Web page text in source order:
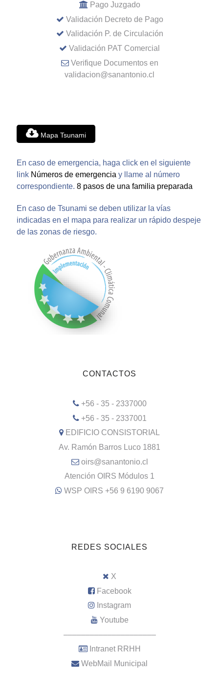
Pago Juzgado
Validación Decreto de Pago
Validación P. de Circulación
Validación PAT Comercial
Verifique Documentos en
validacion@sanantonio.cl
Mapa Tsunami
En caso de emergencia, haga click en el siguiente
link Números de emergencia y llame al número
correspondiente. 8 pasos de una familia preparada
En caso de Tsunami se deben utilizar la vías
indicadas en el mapa para realizar un rápido despeje
de las zonas de riesgo.
CONTACTOS
+56 - 35 - 2337000
+56 - 35 - 2337001
EDIFICIO CONSISTORIAL
Av. Ramón Barros Luco 1881
oirs@sanantonio.cl
Atención OIRS Módulos 1
WSP OIRS +56 9 6190 9067
REDES SOCIALES
X
Facebook
Instagram
Youtube
–––––––––––––––––––––
Intranet RRHH
WebMail Municipal